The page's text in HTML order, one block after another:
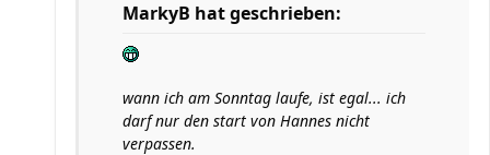
MarkyB hat geschrieben:
wann ich am Sonntag laufe, ist egal... ich
darf nur den start von Hannes nicht
verpassen.